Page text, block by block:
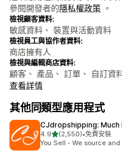
參閱開發者的隱私權政策 。
檢視顧客資料:
敏感資料、 裝置與活動資料
檢視員工與協作者資料:
商店擁有人
檢視與編輯商店資料:
顧客、 產品、 訂單、 自訂資
查看詳情
其他同類型應用程式
CJdropshipping: Much
4.9滿分 5 顆星
(2,550)
共有 2550 則評價
•免費安裝
You Sell - We source and